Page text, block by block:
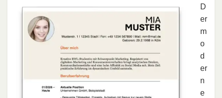
D
er
m
o
d
er
n
e